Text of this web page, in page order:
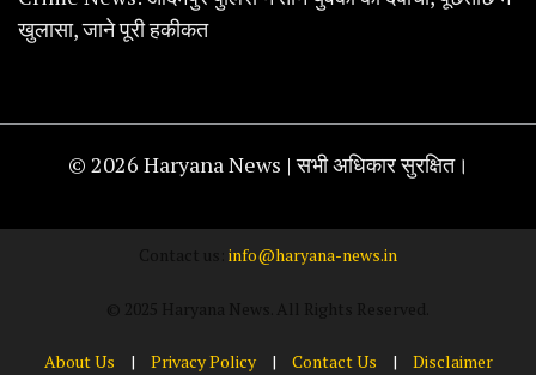
खुलासा, जाने पूरी हकीकत
© 2026 Haryana News | सभी अधिकार सुरक्षित।
info@haryana-news.in
About Us | Privacy Policy | Contact Us | Disclaimer